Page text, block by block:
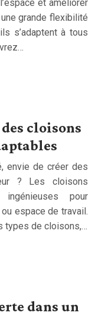
et améliorer
grande flexibilité
s’adaptent à tous
cloisons
envie de créer des
? Les cloisons
pour
espace de travail.
types de cloisons,…
dans un